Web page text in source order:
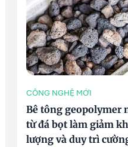
CÔNG NGHỆ MỚI
Bê tông geopolymer
từ đá bọt làm giảm
lượng và duy trì